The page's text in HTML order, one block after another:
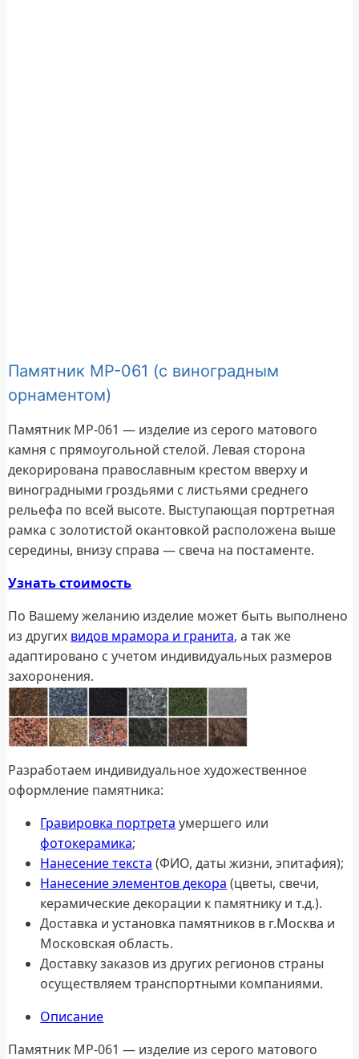
Памятник МР-061 (с виноградным
орнаментом)
Памятник МР-061 — изделие из серого матового
камня с прямоугольной стелой. Левая сторона
декорирована православным крестом вверху и
виноградными гроздьями с листьями среднего
рельефа по всей высоте. Выступающая портретная
рамка с золотистой окантовкой расположена выше
середины, внизу справа — свеча на постаменте.
Узнать стоимость
По Вашему желанию изделие может быть выполнено
из других видов мрамора и гранита, а так же
адаптировано с учетом индивидуальных размеров
захоронения.
Разработаем индивидуальное художественное
оформление памятника:
Гравировка портрета умершего или
фотокерамика;
Нанесение текста (ФИО, даты жизни, эпитафия);
Нанесение элементов декора (цветы, свечи,
керамические декорации к памятнику и т.д.).
Доставка и установка памятников в г.Москва и
Московская область.
Доставку заказов из других регионов страны
осуществляем транспортными компаниями.
Описание
Памятник МР-061 — изделие из серого матового